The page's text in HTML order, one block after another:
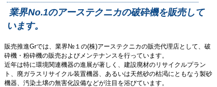
業界No.1のアーステクニカの破砕機を販売して
います。
販売推進Grでは、業界№１の(株)アーステクニカの販売代理店として、破
砕機・粉砕機の販売およびメンテナンスを行っています。
近年は特に環境関連機器の進展が著しく、建設廃材のリサイクルプラン
ト、廃ガラスリサイクル装置機器、あるいは天然砂の枯渇にともなう製砂
機器、汚染土壌の無害化設備などが注目を浴びています。